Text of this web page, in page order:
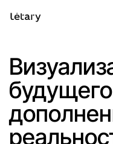
Главная